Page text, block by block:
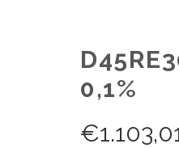
0,1%
€